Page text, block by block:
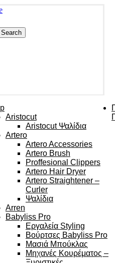
Search
Aristocut
Aristocut Ψαλίδια
Artero
Artero Accessories
Artero Brush
Proffesional Clippers
Artero Hair Dryer
Artero Straightener –
Curler
Ψαλίδια
Arren
Babyliss Pro
Εργαλεία Styling
Βούρτσες Babyliss Pro
Μασιά Μπούκλας
Μηχανές Κουρέματος –